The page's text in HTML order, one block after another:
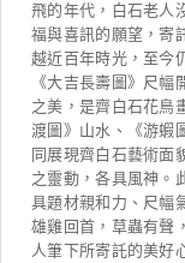
飛的年代，白石老人
福與喜訊的願望，寄
越近百年時光，至今
《大吉長壽圖》尺
之美，是齊白石花鳥
渡圖》山水、《游蝦
同展現齊白石藝術面
之靈動，各具風神。
具題材親和力、尺幅
雄雞回首，草蟲有聲
人筆下所寄託的美好